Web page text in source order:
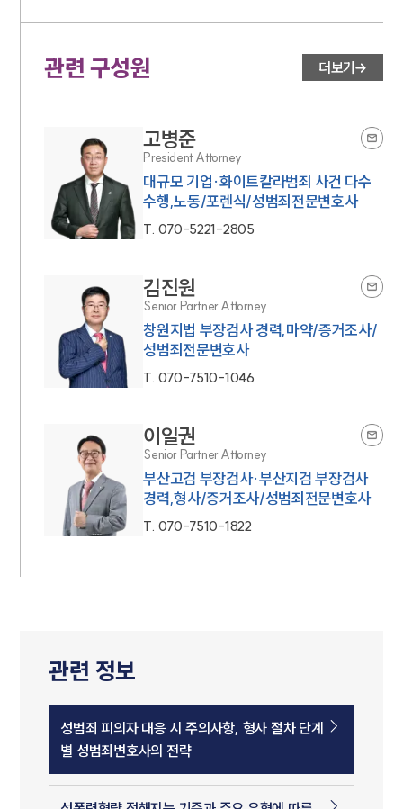
소식/자료
뉴스레터/브로슈어
세미나
대륜법률상담예약
관련 구성원 더보기
고병준
President Attorney
대규모 기업·화이트칼라범죄 사건 다수
수행,노동/포렌식/성범죄전문변호사
T. 070-5221-2805
김진원
Senior Partner Attorney
창원지법 부장검사 경력,마약/증거조사/
성범죄전문변호사
T. 070-7510-1046
이일권
Senior Partner Attorney
부산고검 부장검사·부산지검 부장검사
경력,형사/증거조사/성범죄전문변호사
T. 070-7510-1822
관련 정보
성범죄 피의자 대응 시 주의사항, 형사 절차 단계
별 성범죄변호사의 전략